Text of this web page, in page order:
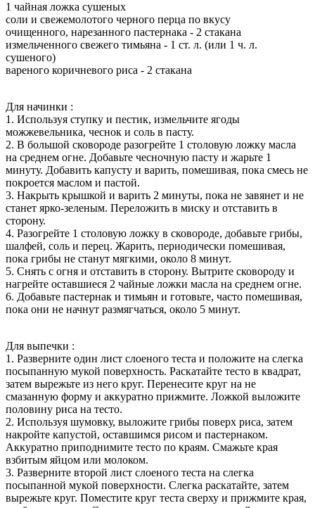
1 чайная ложка сушеных
соли и свежемолотого черного перца по вкусу
очищенного, нарезанного пастернака - 2 стакана
измельченного свежего тимьяна - 1 ст. л. (или 1 ч. л.
сушеного)
вареного коричневого риса - 2 стакана
Для начинки :
1. Используя ступку и пестик, измельчите ягоды
можжевельника, чеснок и соль в пасту.
2. В большой сковороде разогрейте 1 столовую ложку масла
на среднем огне. Добавьте чесночную пасту и жарьте 1
минуту. Добавить капусту и варить, помешивая, пока смесь не
покроется маслом и пастой.
3. Накрыть крышкой и варить 2 минуты, пока не завянет и не
станет ярко-зеленым. Переложить в миску и отставить в
сторону.
4. Разогрейте 1 столовую ложку в сковороде, добавьте грибы,
шалфей, соль и перец. Жарить, периодически помешивая,
пока грибы не станут мягкими, около 8 минут.
5. Снять с огня и отставить в сторону. Вытрите сковороду и
нагрейте оставшиеся 2 чайные ложки масла на среднем огне.
6. Добавьте пастернак и тимьян и готовьте, часто помешивая,
пока они не начнут размягчаться, около 5 минут.
Для выпечки :
1. Разверните один лист слоеного теста и положите на слегка
посыпанную мукой поверхность. Раскатайте тесто в квадрат,
затем вырежьте из него круг. Перенесите круг на не
смазанную форму и аккуратно прижмите. Ложкой выложите
половину риса на тесто.
2. Используя шумовку, выложите грибы поверх риса, затем
накройте капустой, оставшимся рисом и пастернаком.
Аккуратно приподнимите тесто по краям. Смажьте края
взбитым яйцом или молоком.
3. Разверните второй лист слоеного теста на слегка
посыпанной мукой поверхности. Слегка раскатайте, затем
вырежьте круг. Поместите круг теста сверху и прижмите края,